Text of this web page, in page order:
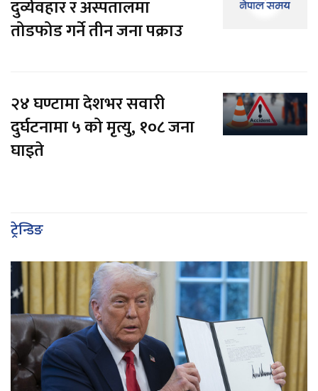
दुर्व्यवहार र अस्पतालमा
तोडफोड गर्ने तीन जना पक्राउ
२४ घण्टामा देशभर सवारी
दुर्घटनामा ५ को मृत्यु, १०८ जना
घाइते
ट्रेन्डिङ